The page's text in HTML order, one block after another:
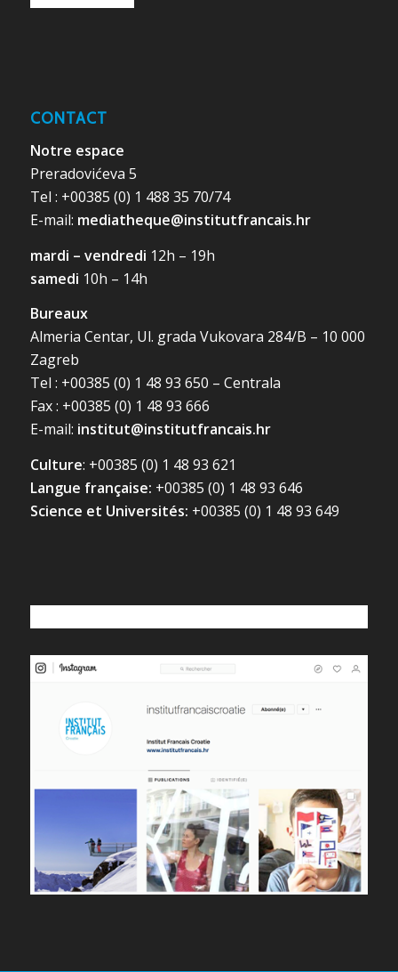
CONTACT
Notre espace
Preradovićeva 5
Tel : +00385 (0) 1 488 35 70/74
E-mail: mediatheque@institutfrancais.hr
mardi – vendredi 12h – 19h
samedi 10h – 14h
Bureaux
Almeria Centar, Ul. grada Vukovara 284/B – 10 000
Zagreb
Tel : +00385 (0) 1 48 93 650 – Centrala
Fax : +00385 (0) 1 48 93 666
E-mail: institut@institutfrancais.hr
Culture: +00385 (0) 1 48 93 621
Langue française: +00385 (0) 1 48 93 646
Science et Universités: +00385 (0) 1 48 93 649